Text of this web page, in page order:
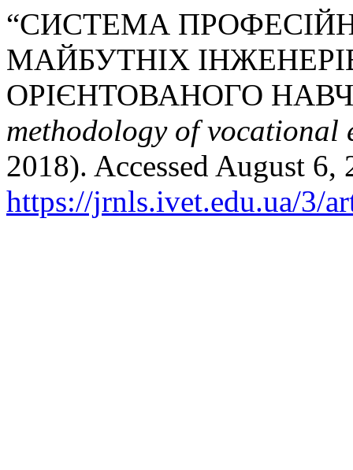
“СИСТЕМА
МАЙБУТНІХ
ОРІЄНТОВАНОГО
methodology of vocational
2018). Accessed August 6,
https://jrnls.ivet.edu.ua/3/